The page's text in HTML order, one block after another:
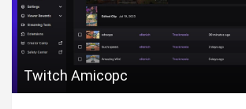
Twitch Amicopc